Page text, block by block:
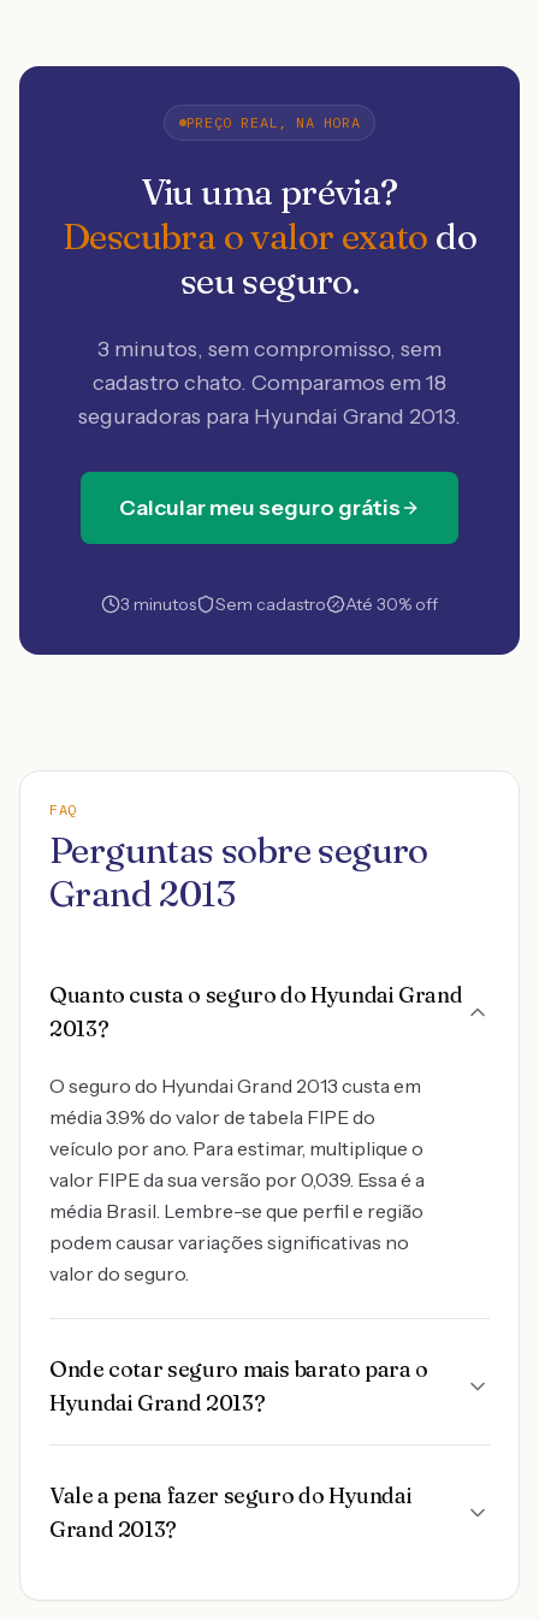
PREÇO REAL, NA HORA
Viu uma prévia?
Descubra o valor exato do
seu seguro.
3 minutos, sem compromisso, sem
cadastro chato. Comparamos em 18
seguradoras para Hyundai Grand 2013.
Calcular meu seguro grátis
3 minutos Sem cadastro Até 30% off
FAQ
Perguntas sobre seguro
Grand 2013
Quanto custa o seguro do Hyundai Grand
2013?
O seguro do Hyundai Grand 2013 custa em
média 3.9% do valor de tabela FIPE do
veículo por ano. Para estimar, multiplique o
valor FIPE da sua versão por 0,039. Essa é a
média Brasil. Lembre-se que perfil e região
podem causar variações significativas no
valor do seguro.
Onde cotar seguro mais barato para o
Hyundai Grand 2013?
Vale a pena fazer seguro do Hyundai
Grand 2013?